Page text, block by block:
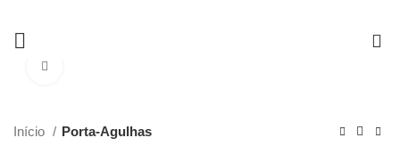
Início Porta-Agulhas